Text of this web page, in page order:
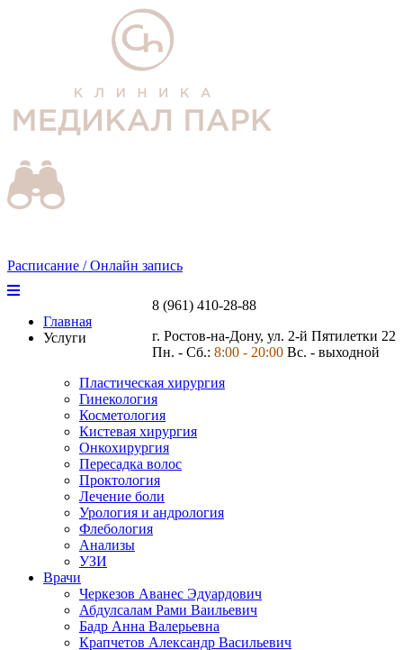
Расписание / Онлайн запись
8 (961) 410-28-88
г. Ростов-на-Дону, ул. 2-й Пятилетки 22
Пн. - Сб.: 8:00 - 20:00 Вс. - выходной
Главная
Услуги
Пластическая хирургия
Гинекология
Косметология
Кистевая хирургия
Онкохирургия
Пересадка волос
Проктология
Лечение боли
Урология и андрология
Флебология
Анализы
УЗИ
Врачи
Черкезов Аванес Эдуардович
Абдулсалам Рами Ваильевич
Бадр Анна Валерьевна
Крапчетов Александр Васильевич